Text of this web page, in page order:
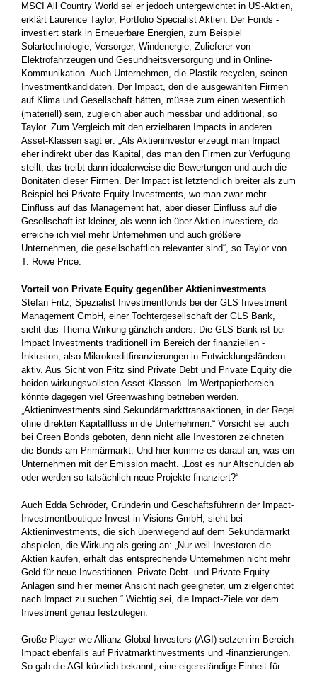
MSCI All Country World sei er jedoch untergewichtet in US-­Aktien,
erklärt Laurence Taylor, Portfolio Specialist Aktien. Der Fonds ­
investiert stark in Erneuerbare Energien, zum Beispiel
Solartechnologie, Versorger, Windenergie, Zulieferer von
Elektrofahrzeugen und Gesundheitsversorgung und in Online-
Kommunikation. Auch Unternehmen, die Plastik recyclen, seinen
Investmentkandidaten. Der Impact, den die ausgewählten Firmen
auf Klima und Gesellschaft hätten, müsse zum einen wesentlich
(materiell) sein, ­zugleich aber auch messbar und additional, so
Taylor. Zum ­Vergleich mit den erzielbaren Impacts in anderen
Asset-Klassen sagt er: „Als Aktieninvestor erzeugt man Impact
eher indirekt über das Kapital, das man den Firmen zur Verfügung
stellt, das treibt dann idealerweise die Bewertungen und auch die
Bonitäten dieser Firmen. Der Impact ist letztendlich breiter als zum
Beispiel bei ­Private-Equity-Investments, wo man zwar mehr
Einfluss auf das Management hat, aber dieser Einfluss auf die
Gesellschaft ist kleiner,­ als wenn ich über Aktien investiere, da
erreiche ich viel mehr Unternehmen und auch größere
Unternehmen, die gesellschaftlich relevanter sind“, so Taylor von
T. Rowe Price.
Vorteil von Private Equity gegenüber Aktieninvestments
Stefan Fritz, Spezialist Investmentfonds bei der GLS Investment
Management GmbH, einer Tochtergesellschaft der GLS Bank,
sieht das Thema Wirkung gänzlich anders. Die GLS Bank ist bei
Impact Investments traditionell im Bereich der finanziellen ­
Inklusion, also Mikrokreditfinanzierungen in Entwicklungsländern
aktiv. Aus Sicht von Fritz sind ­Private Debt und Private Equity die
beiden wirkungsvollsten Asset-Klassen. Im Wertpapierbereich
könnte dagegen viel Greenwashing betrieben werden.
„Aktieninvestments sind Sekundärmarkttransaktionen, in der Regel
ohne direkten Kapitalfluss in die Unternehmen.“ Vorsicht sei auch
bei Green Bonds geboten, denn nicht alle Investoren zeichneten
die Bonds am Primärmarkt. Und hier komme es darauf an, was ein
Unternehmen mit der Emission macht. „Löst es nur Altschulden ­ab
oder werden so tatsächlich neue Projekte finanziert?“
Auch Edda Schröder, Gründerin und Geschäftsführerin der ­Impact-
Investmentboutique Invest in Visions GmbH, sieht bei ­
Aktieninvestments, die sich überwiegend auf dem Sekundärmarkt
abspielen, die Wirkung als gering an: „Nur weil Investoren die ­
Aktien kaufen, erhält das entsprechende Unternehmen nicht mehr
Geld für neue Investitionen. Private-Debt- und Private-Equity-­
Anlagen sind hier meiner Ansicht nach geeigneter, um zielgerichtet
nach Impact zu suchen.“ Wichtig sei, die Impact-Ziele vor dem
Investment genau festzulegen.
Große Player wie Allianz Global Investors (AGI) setzen im Bereich
Impact ebenfalls auf Privatmarktinvestments und -finanzierungen.
So gab die AGI kürzlich bekannt, eine eigenständige Einheit für